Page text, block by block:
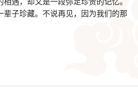
辈子珍藏。不说再见，因为我们的那
！